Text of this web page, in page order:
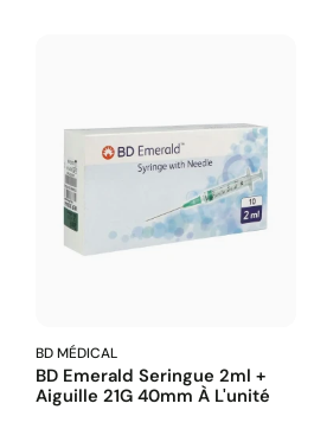
BD MÉDICAL
BD Emerald Seringue 2ml +
Aiguille 21G 40mm À L'unité